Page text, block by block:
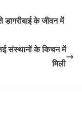
डागरीबाई के जीवन में
संस्थानों के किचन में
मिली